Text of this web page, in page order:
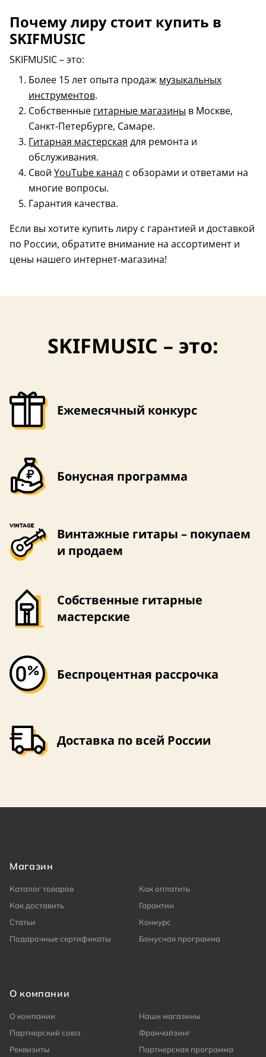
Почему лиру стоит купить в
SKIFMUSIC
SKIFMUSIC – это:
Более 15 лет опыта продаж музыкальных
инструментов.
Собственные гитарные магазины в Москве,
Санкт-Петербурге, Самаре.
Гитарная мастерская для ремонта и
обслуживания.
Свой YouTube канал с обзорами и ответами на
многие вопросы.
Гарантия качества.
Если вы хотите купить лиру с гарантией и доставкой
по России, обратите внимание на ассортимент и
цены нашего интернет-магазина!
SKIFMUSIC – это:
Ежемесячный конкурс
Бонусная программа
Винтажные гитары – покупаем
и продаем
Собственные гитарные
мастерские
Беспроцентная рассрочка
Доставка по всей России
Магазин
Каталог товаров
Как оплатить
Как доставить
Гарантии
Статьи
Конкурс
Подарочные сертификаты
Бонусная программа
О компании
О компании
Наши магазины
Партнерский союз
Франчайзинг
Реквизиты
Партнерская программа